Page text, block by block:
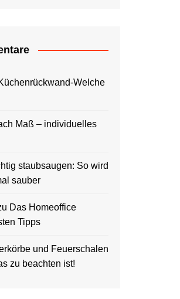
Welche
Maß – individuelles
staubsaugen: So wird
sauber
Das Homeoffice
Tipps
und Feuerschalen
zu beachten ist!